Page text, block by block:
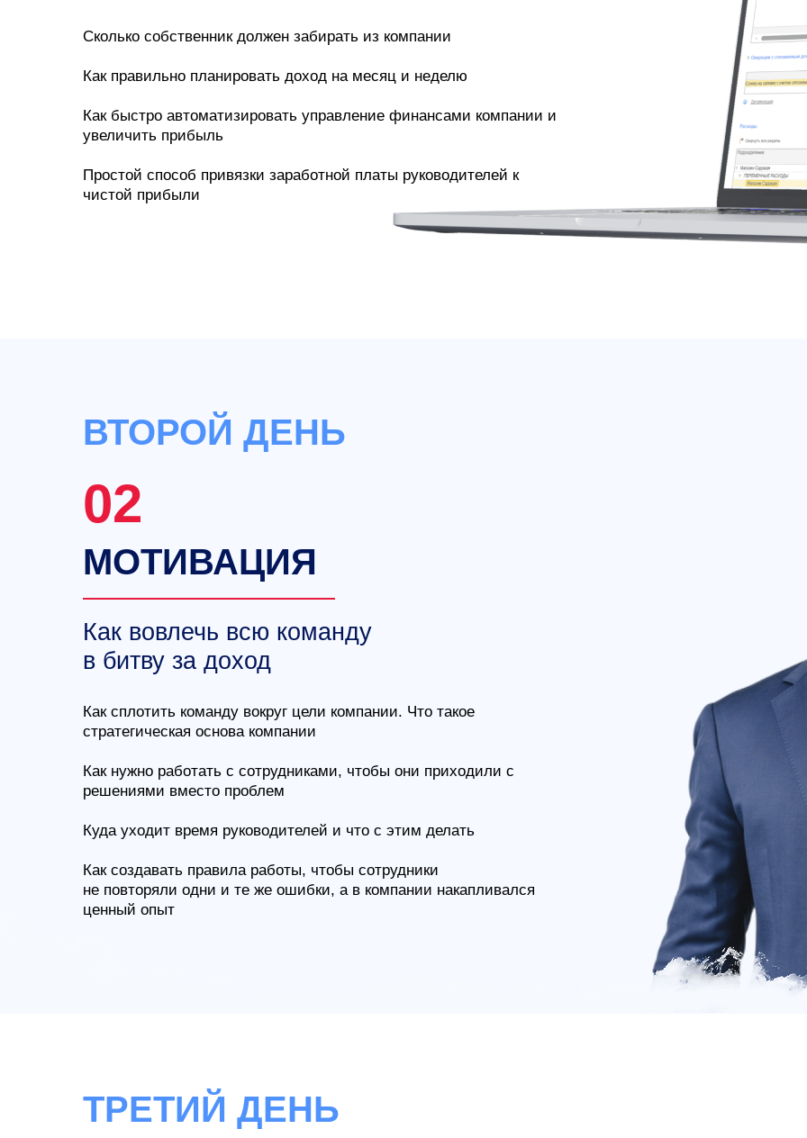
Сколько собственник должен забирать из компании
Как правильно планировать доход на месяц и неделю
Как быстро автоматизировать управление финансами компании и
увеличить прибыль
Простой способ привязки заработной платы руководителей к
чистой прибыли
02
МОТИВАЦИЯ
Как вовлечь всю команду
в битву за доход
Как сплотить команду вокруг цели компании. Что такое
стратегическая основа компании
Как нужно работать с сотрудниками, чтобы они приходили с
решениями вместо проблем
Куда уходит время руководителей и что с этим делать
Как создавать правила работы, чтобы сотрудники
не повторяли одни и те же ошибки, а в компании накапливался
ценный опыт
ВТОРОЙ ДЕНЬ
ТРЕТИЙ ДЕНЬ